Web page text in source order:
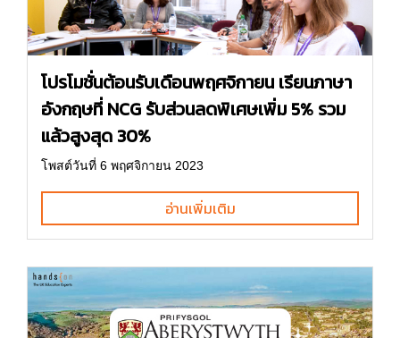
โปรโมชั่นต้อนรับเดือนพฤศจิกายน เรียนภาษา
อังกฤษที่ NCG รับส่วนลดพิเศษเพิ่ม 5% รวม
แล้วสูงสุด 30%
โพสต์วันที่ 6 พฤศจิกายน 2023
อ่านเพิ่มเติม